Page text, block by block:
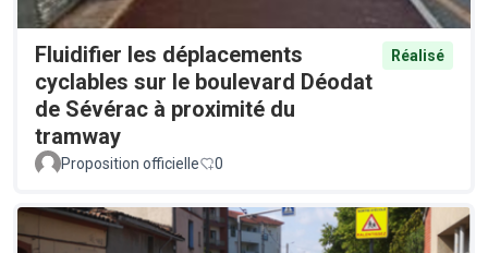
Fluidifier les déplacements
cyclables sur le boulevard Déodat
de Sévérac à proximité du
tramway
Réalisé
Proposition officielle 0